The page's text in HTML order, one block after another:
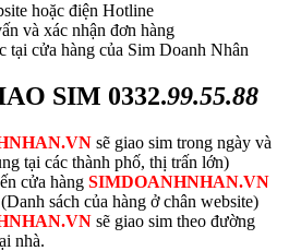
hoặc điện Hotline
và xác nhận đơn hàng
tại cửa hàng của Sim Doanh Nhân
SIM 0332.99.55.88
sẽ giao sim trong ngày và
tại các thành phố, thị trấn lớn)
cửa hàng SIMDOANHNHAN.VN
sách của hàng ở chân website)
sẽ giao sim theo đường
nhà.